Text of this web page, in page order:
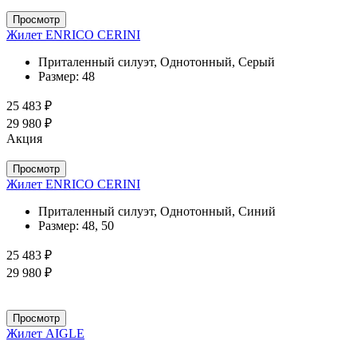
Просмотр
Жилет ENRICO CERINI
Приталенный силуэт, Однотонный, Серый
Размер: 48
25 483 ₽
29 980 ₽
Акция
Просмотр
Жилет ENRICO CERINI
Приталенный силуэт, Однотонный, Синий
Размер: 48, 50
25 483 ₽
29 980 ₽
Просмотр
Жилет AIGLE